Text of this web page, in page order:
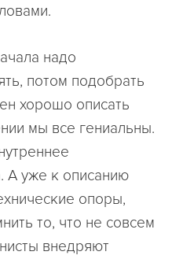
надо
потом подобрать
хорошо описать
мы все гениальны.
А уже к описанию
опоры,
то, что не совсем
внедряют